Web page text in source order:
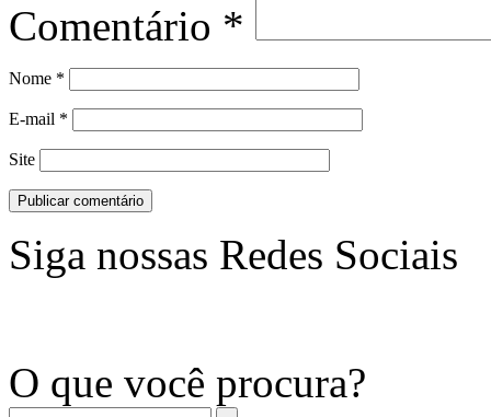
Comentário *
Nome *
E-mail *
Site
Siga nossas Redes Sociais
O que você procura?